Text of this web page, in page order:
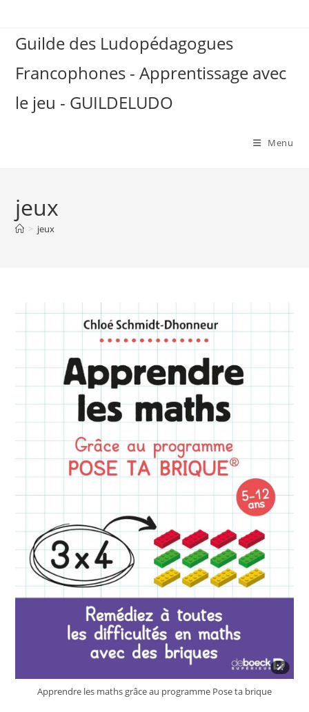
contentGuilde des Ludopédagogues
Francophones - Apprentissage avec
le jeu - GUILDELUDO
Menu
jeux
> jeux
Apprendre les maths grâce au programme Pose ta brique